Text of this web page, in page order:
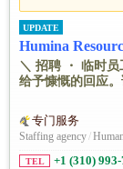
UPDATE
Humina
＼ 招聘 ・ 临时
给予慷慨的回应
专门服务
Staffing agency/
TEL +1 (310)